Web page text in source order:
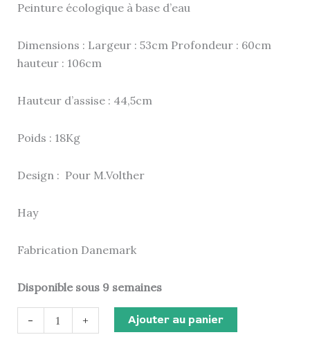
Peinture écologique à base d’eau
Dimensions : Largeur : 53cm Profondeur : 60cm
hauteur : 106cm
Hauteur d’assise : 44,5cm
Poids : 18Kg
Design : Pour M.Volther
Hay
Fabrication Danemark
Disponible sous 9 semaines
- + Ajouter au panier